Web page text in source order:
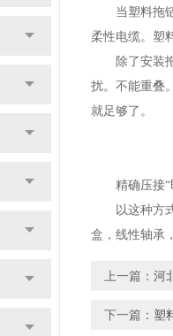
当塑料拖链
柔性电缆。塑
除了安装拖
扰。不能重叠
就足够了。
精确压接“
以这种方式
盒，线性轴承
上一篇： 河
下一篇： 塑